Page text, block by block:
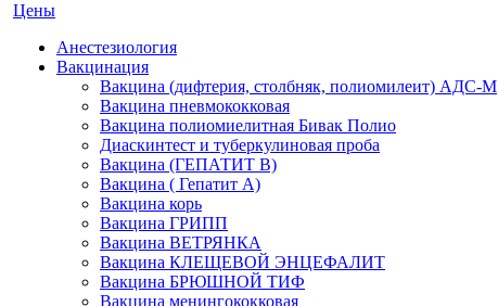
Цены
Анестезиология
Вакцинация
Вакцина (дифтерия, столбняк, полиомилеит) АДС-М
Вакцина пневмококковая
Вакцина полиомиелитная Бивак Полио
Диаскинтест и туберкулиновая проба
Вакцина (ГЕПАТИТ В)
Вакцина ( Гепатит А)
Вакцина корь
Вакцина ГРИПП
Вакцина ВЕТРЯНКА
Вакцина КЛЕЩЕВОЙ ЭНЦЕФАЛИТ
Вакцина БРЮШНОЙ ТИФ
Вакцина менингококковая